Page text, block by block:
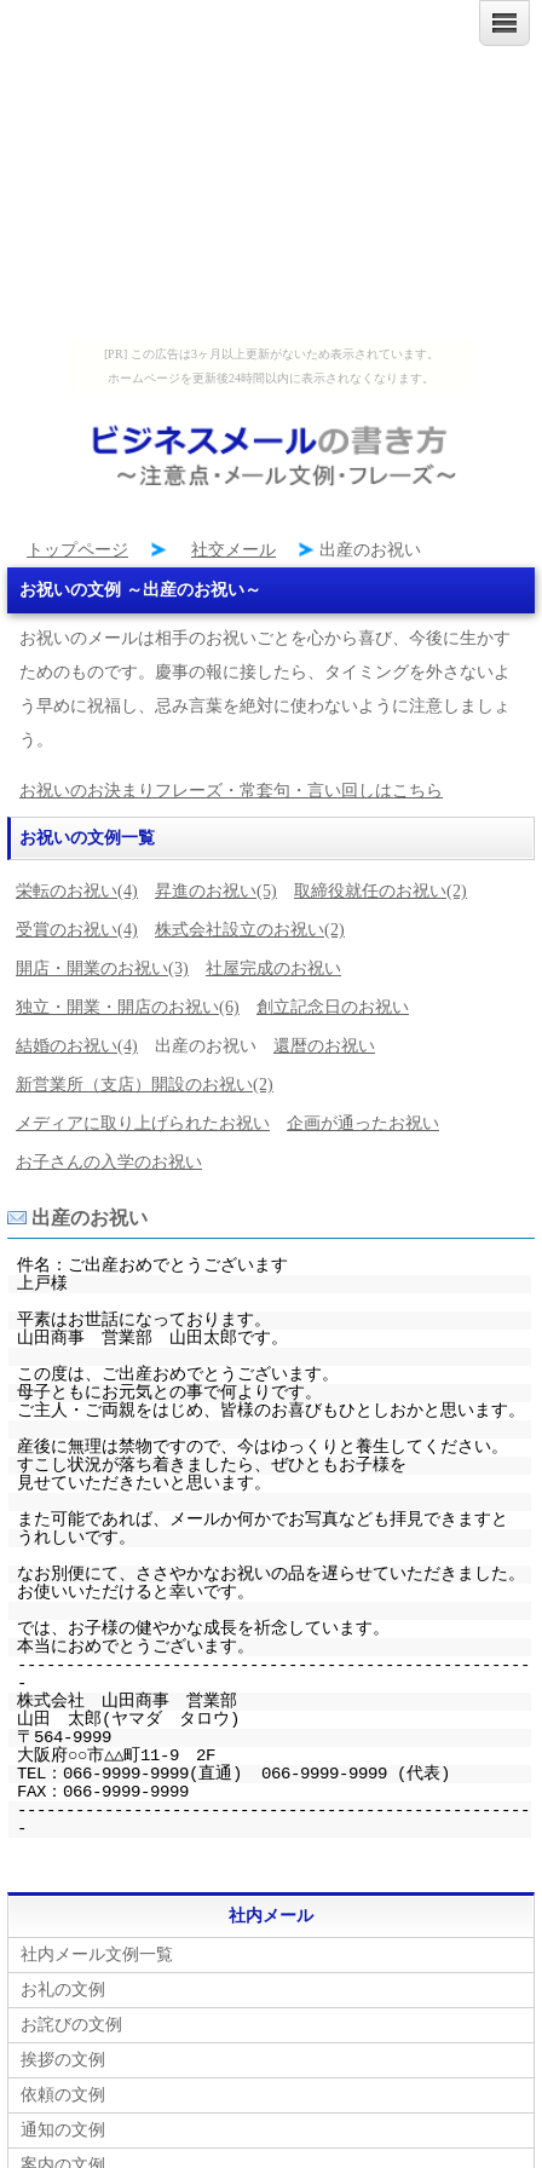
[PR] この広告は3ヶ月以上更新がないため表示されています。
ホームページを更新後24時間以内に表示されなくなります。
トップページ 社交メール 出産のお祝い
お祝いの文例 ～出産のお祝い～
お祝いのメールは相手のお祝いごとを心から喜び、今後に生かす
ためのものです。慶事の報に接したら、タイミングを外さないよ
う早めに祝福し、忌み言葉を絶対に使わないように注意しましょ
う。
お祝いのお決まりフレーズ・常套句・言い回しはこちら
お祝いの文例一覧
栄転のお祝い(4) 昇進のお祝い(5) 取締役就任のお祝い(2)
受賞のお祝い(4) 株式会社設立のお祝い(2)
開店・開業のお祝い(3) 社屋完成のお祝い
独立・開業・開店のお祝い(6) 創立記念日のお祝い
結婚のお祝い(4) 出産のお祝い 還暦のお祝い
新営業所（支店）開設のお祝い(2)
メディアに取り上げられたお祝い 企画が通ったお祝い
お子さんの入学のお祝い
出産のお祝い
件名：ご出産おめでとうございます
上戸様
平素はお世話になっております。
山田商事 営業部 山田太郎です。
この度は、ご出産おめでとうございます。
母子ともにお元気との事で何よりです。
ご主人・ご両親をはじめ、皆様のお喜びもひとしおかと思います。
産後に無理は禁物ですので、今はゆっくりと養生してください。
すこし状況が落ち着きましたら、ぜひともお子様を
見せていただきたいと思います。
また可能であれば、メールか何かでお写真なども拝見できますと
うれしいです。
なお別便にて、ささやかなお祝いの品を遅らせていただきました。
お使いいただけると幸いです。
では、お子様の健やかな成長を祈念しています。
本当におめでとうございます。
-----------------------------------------------------
-
株式会社 山田商事 営業部
山田 太郎(ヤマダ タロウ)
〒564-9999
大阪府○○市△△町11-9 2F
TEL：066-9999-9999(直通) 066-9999-9999 (代表)
FAX：066-9999-9999
-----------------------------------------------------
-
社内メール
社内メール文例一覧
お礼の文例
お詫びの文例
挨拶の文例
依頼の文例
通知の文例